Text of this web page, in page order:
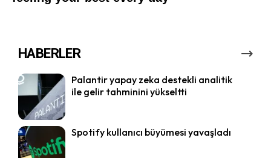
HABERLER
Palantir yapay zeka destekli analitik
ile gelir tahminini yükseltti
Spotify kullanıcı büyümesi yavaşladı